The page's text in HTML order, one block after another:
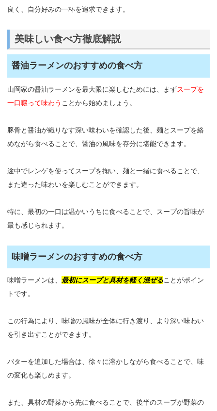
良く、自分好みの一杯を追求できます。
美味しい食べ方徹底解説
醤油ラーメンのおすすめの食べ方
山岡家の醤油ラーメンを最大限に楽しむためには、まずスープを
一口啜って味わう ことから始めましょう。
豚骨と醤油が織りなす深い味わいを確認した後、麺とスープを絡
めながら食べることで、醤油の風味を存分に堪能できます。
途中でレンゲを使ってスープを掬い、麺と一緒に食べることで、
また違った味わいを楽しむことができます。
特に、最初の一口は温かいうちに食べることで、スープの旨味が
最も感じられます。
味噌ラーメンのおすすめの食べ方
味噌ラーメンは、 最初にスープと具材を軽く混ぜることがポイン
トです。
この行為により、味噌の風味が全体に行き渡り、より深い味わい
を引き出すことができます。
バターを追加した場合は、徐々に溶かしながら食べることで、味
の変化も楽しめます。
また、具材の野菜から先に食べることで、後半のスープが野菜の